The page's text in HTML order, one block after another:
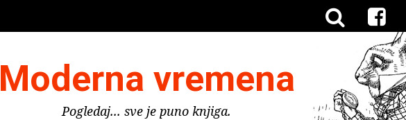
Moderna vremena
Pogledaj... sve je puno knjiga.